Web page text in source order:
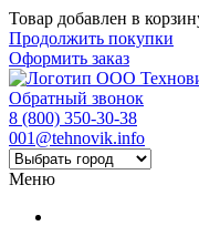
Товар добавлен в
Продолжить покупки
Оформить заказ
Обратный звонок
8 (800) 350-30-38
001@tehnovik.info
Меню